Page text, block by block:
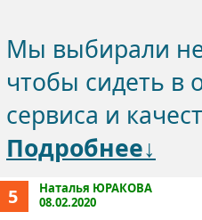
Мы выбирали
чтобы сидеть в
сервиса и
Подробнее↓
5
Наталья ЮРАКОВА
08.02.2020